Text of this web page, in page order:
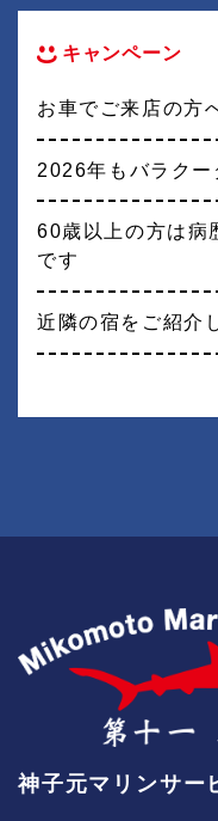
キャンペーン
お車でご来店の方
2026年もバラクー
60歳以上の方は病
です
近隣の宿をご紹介
神子元マリンサー